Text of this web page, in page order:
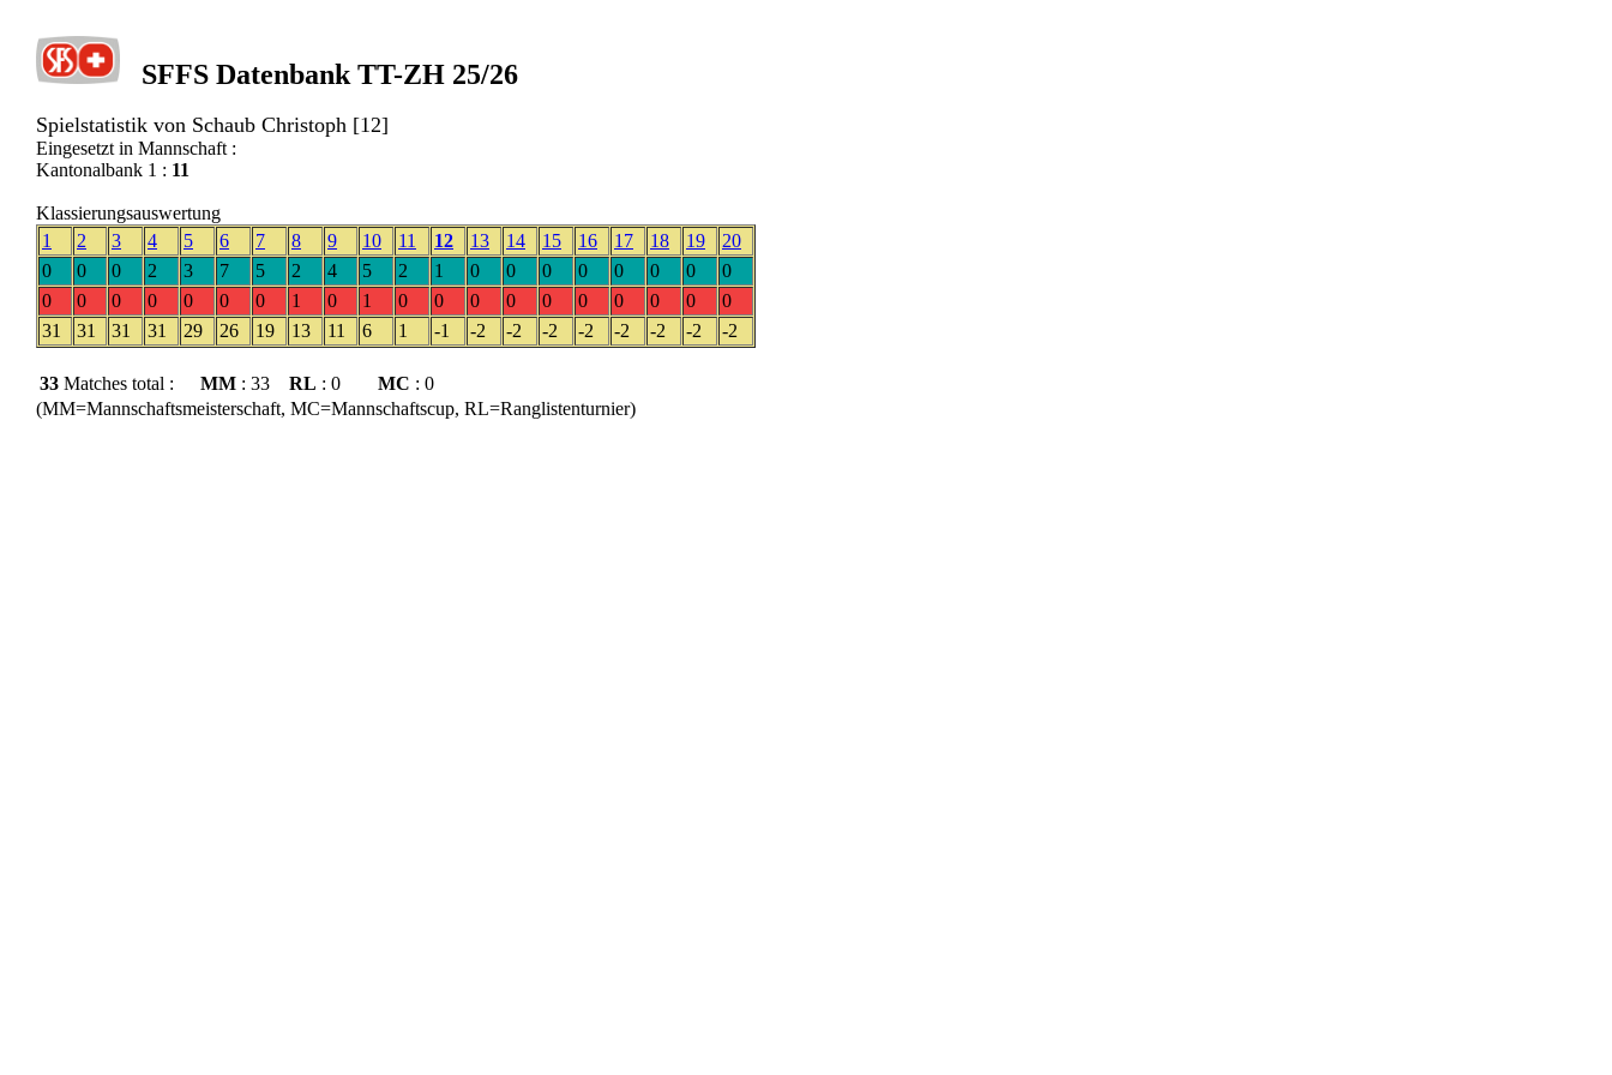
SFFS Datenbank TT-ZH 25/26
Spielstatistik von Schaub Christoph [12]
Eingesetzt in Mannschaft :
Kantonalbank 1 : 11
Klassierungsauswertung
1
2 3 4 5 6 7 8 9 10 11 12 13 14 15 16 17 18 19
20
0
0 0 2 3 7 5 2 4 5 2 1 0 0 0 0 0 0 0
0
0
0 0 0 0 0 0 1 0 1 0 0 0 0 0 0 0 0 0
0
31
31 31 31 29 26 19 13 11 6 1 -1 -2 -2 -2 -2 -2 -2 -2 -2
33 Matches total : MM : 33 RL : 0 MC : 0
(MM=Mannschaftsmeisterschaft, MC=Mannschaftscup, RL=Ranglistenturnier)